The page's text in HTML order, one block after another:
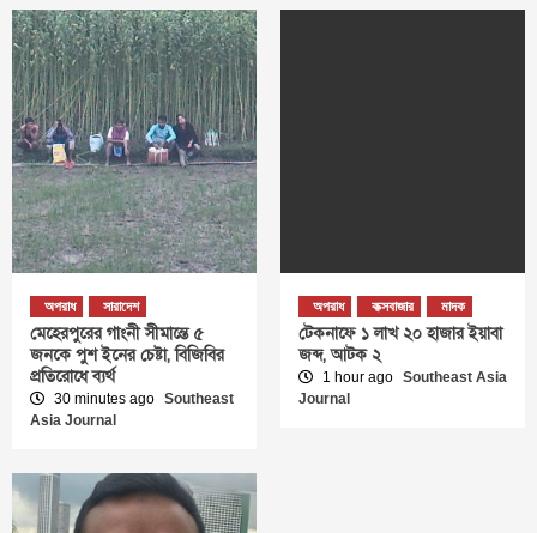
অপরাধ সারাদেশ
মেহেরপুরের গাংনী সীমান্তে ৫
জনকে পুশ ইনের চেষ্টা, বিজিবির
প্রতিরোধে ব্যর্থ
30 minutes ago Southeast
Asia Journal
অপরাধ কক্সবাজার মাদক
টেকনাফে ১ লাখ ২০ হাজার ইয়াবা
জব্দ, আটক ২
1 hour ago Southeast Asia
Journal